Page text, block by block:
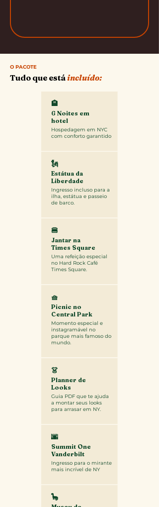
O PACOTE
Tudo que estáincluído:
🏨
6 Noites em
hotel
Hospedagem em NYC
com conforto garantido
🗽
Estátua da
Liberdade
Ingresso incluso para a
ilha, estátua e passeio
de barco.
🍔
Jantar na
Times Square
Uma refeição especial
no Hard Rock Café
Times Square.
🧺
Picnic no
Central Park
Momento especial e
instagramável no
parque mais famoso do
mundo.
👗
Planner de
Looks
Guia PDF que te ajuda
a montar seus looks
para arrasar em NY.
🌆
Summit One
Vanderbilt
Ingresso para o mirante
mais incrível de NY
🦕